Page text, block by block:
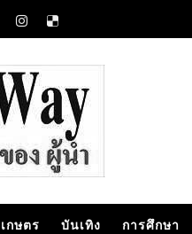
เกษตร บันเทิง การศึกษา